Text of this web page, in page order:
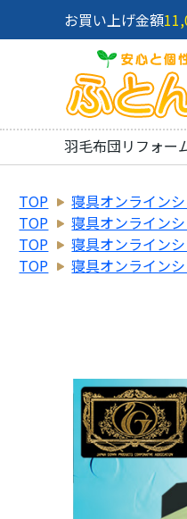
お買い上げ金額
羽毛布団リフォー
TOP 寝具オンライン
TOP
寝具オンライン
TOP
寝具オンライン
TOP
寝具オンライン